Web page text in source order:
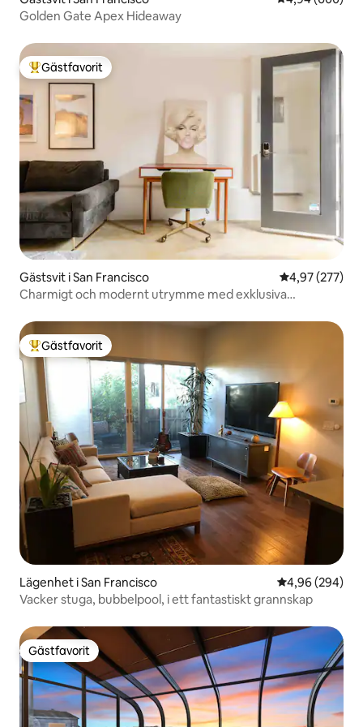
Golden Gate Apex Hideaway
Populär gästfavorit
Gästfavorit
Gästsvit i San Francisco 4,97 av 5 i
4,97 (277)
Charmigt och modernt utrymme med exklusiva
Populär gästfavorit
Gästfavorit
Lägenhet i San Francisco 4,96 av 5 i
4,96 (294)
Vacker stuga, bubbelpool, i ett fantastiskt grannskap
Gästfavorit
Gästfavorit